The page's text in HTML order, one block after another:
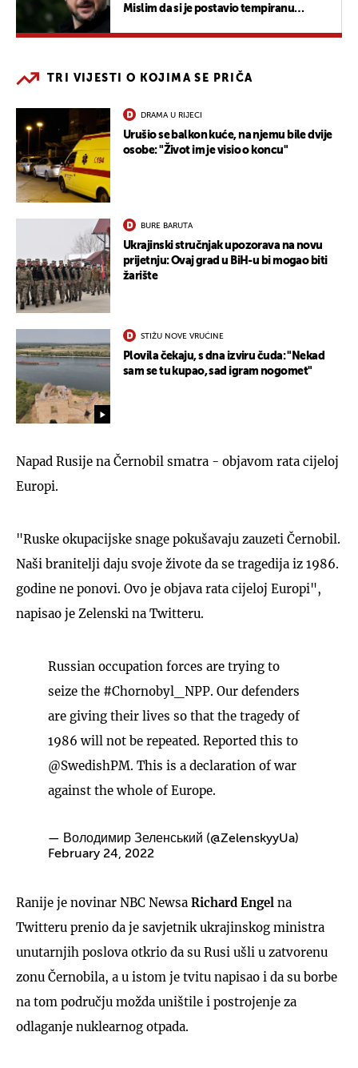
Mislim da si je postavio tempiranu
TRI VIJESTI O KOJIMA SE PRIČA
DRAMA U RIJECI
Urušio se balkon kuće, na njemu bile dvije
osobe: "Život im je visio o koncu"
BURE BARUTA
Ukrajinski stručnjak upozorava na novu
prijetnju: Ovaj grad u BiH-u bi mogao biti
žarište
STIŽU NOVE VRUĆINE
Plovila čekaju, s dna izviru čuda: "Nekad
sam se tu kupao, sad igram nogomet"
Napad Rusije na Černobil smatra - objavom rata cijeloj
Europi.
"Ruske okupacijske snage pokušavaju zauzeti Černobil.
Naši branitelji daju svoje živote da se tragedija iz 1986.
godine ne ponovi. Ovo je objava rata cijeloj Europi",
napisao je Zelenski na Twitteru.
Russian occupation forces are trying to
seize the #Chornobyl_NPP. Our defenders
are giving their lives so that the tragedy of
1986 will not be repeated. Reported this to
@SwedishPM. This is a declaration of war
against the whole of Europe.
— Володимир Зеленський (@ZelenskyyUa)
February 24, 2022
Ranije je novinar NBC Newsa Richard Engel na
Twitteru prenio da je savjetnik ukrajinskog ministra
unutarnjih poslova otkrio da su Rusi ušli u zatvorenu
zonu Černobila, a u istom je tvitu napisao i da su borbe
na tom području možda uništile i postrojenje za
odlaganje nuklearnog otpada.